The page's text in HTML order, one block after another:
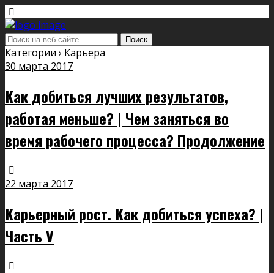
Категории › Карьера
30 марта 2017
Как добиться лучших результатов,
работая меньше? | Чем заняться во
время рабочего процесса? Продолжение
22 марта 2017
Карьерный рост. Как добиться успеха? |
Часть V